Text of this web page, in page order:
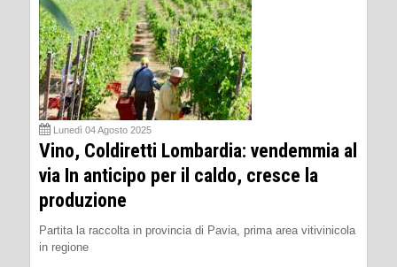
Lunedì 04 Agosto 2025
Vino, Coldiretti Lombardia: vendemmia al
via In anticipo per il caldo, cresce la
produzione
Partita la raccolta in provincia di Pavia, prima area vitivinicola
in regione